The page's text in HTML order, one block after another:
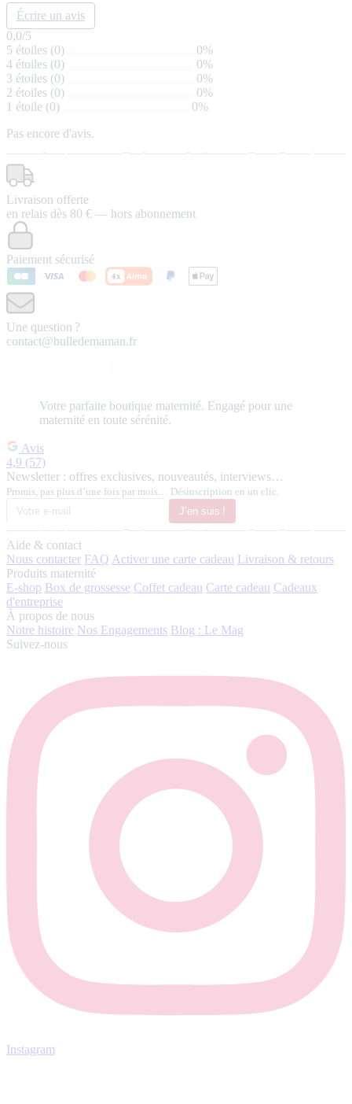
Écrire un avis
0,0/5
5 étoiles (0)
0%
4 étoiles (0)
0%
3 étoiles (0)
0%
2 étoiles (0)
0%
1 étoile (0)
0%
Pas encore d'avis.
Livraison offerte
en relais dès 80 € — hors abonnement
Paiement sécurisé
Une question ?
contact@bulledemaman.fr
Votre parfaite boutique maternité. Engagé pour une
maternité en toute sérénité.
Avis
4,9 (57)
Newsletter : offres exclusives, nouveautés, interviews…
Promis, pas plus d’une fois par mois… Désinscription en un clic.
J’en suis !
Aide & contact
Nous contacter FAQ Activer une carte cadeau Livraison & retours
Produits maternité
E-shop Box de grossesse Coffet cadeau Carte cadeau Cadeaux
d'entreprise
À propos de nous
Notre histoire Nos Engagements Blog : Le Mag
Suivez-nous
Instagram